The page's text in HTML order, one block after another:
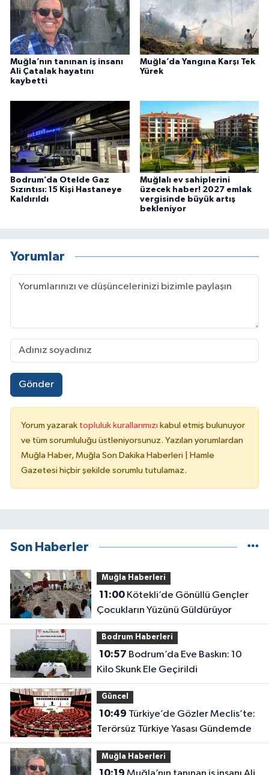
Muğla’nın tanınan iş insanı
Ali Çatalak hayatını
kaybetti
Muğla’da Yangına Karşı Tek
Yürek
Bodrum’da Otelde Gaz
Sızıntısı: 15 Kişi Hastaneye
Kaldırıldı
Muğlalı ev sahiplerini
üzecek haber! 2027 emlak
vergisinde büyük artış
bekleniyor
Yorumlar
Gönder
Yorum yazarak topluluk kurallarımızı kabul etmiş bulunuyor
ve tüm sorumluluğu üstleniyorsunuz. Yazılan yorumlardan
Muğla Haber, Muğla Son Dakika Haberleri | Hamle
Gazetesi hiçbir şekilde sorumlu tutulamaz.
Son Haberler
Muğla Haberleri
11:00Kötekli’de Gönüllü Gençler
Çocukların Yüzünü Güldürüyor
Bodrum Haberleri
10:57
Kilo Skunk Ele Geçirildi
Güncel
10:49
Terörsüz Türkiye Yasası Gündemde
Muğla Haberleri